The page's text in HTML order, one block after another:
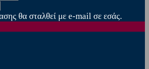
θα σταλθεί με e-mail σε εσάς.